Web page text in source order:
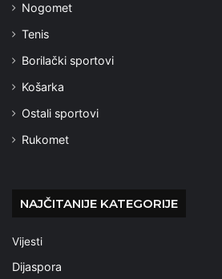
Nogomet
Tenis
Borilački sportovi
Košarka
Ostali sportovi
Rukomet
NAJČITANIJE KATEGORIJE
Vijesti
Dijaspora